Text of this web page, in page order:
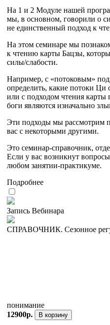
На 1 и 2 Модуле нашей
мы, в основном, говорили о
не единственный подход к
На этом семинаре мы
к чтению карты Бацзы,
силы/слабости.
Например, с «потоковым»
определить, какие потоки Ци
или с подходом чтения карты
боги являются изначально
Эти подходы мы рассмотрим
вас с некоторыми другими.
Это семинар-справочник,
Если у вас возникнут
любом занятии-практикуме.
Подробнее
Запись Вебинара
СПРАВОЧНИК. Сезонное
понимание
12900р.
В корзину